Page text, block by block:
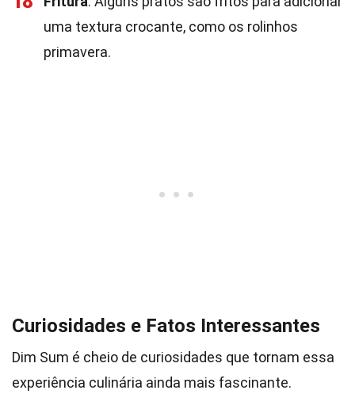
uma textura crocante, como os rolinhos
primavera.
Curiosidades e Fatos Interessantes
Dim Sum é cheio de curiosidades que tornam essa
experiência culinária ainda mais fascinante.